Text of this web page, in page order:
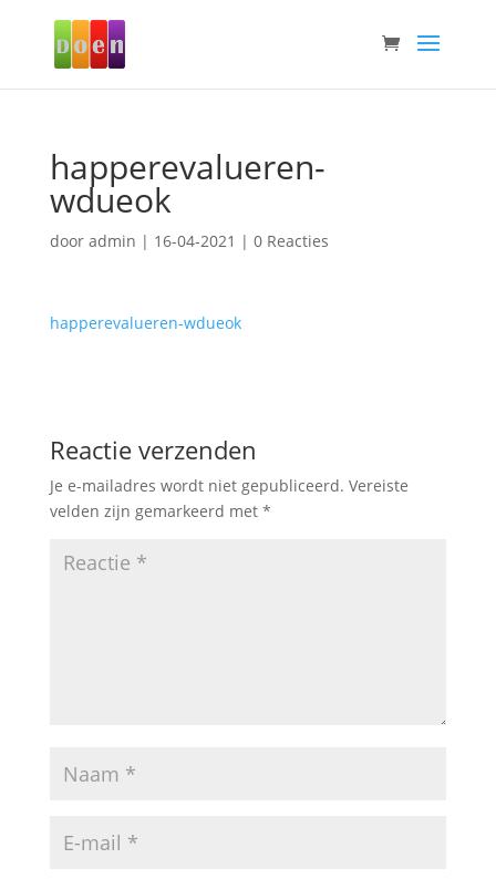
happerevalueren-
wdueok
door admin | 16-04-2021 | 0 Reacties
happerevalueren-wdueok
Reactie verzenden
Je e-mailadres wordt niet gepubliceerd. Vereiste
velden zijn gemarkeerd met *